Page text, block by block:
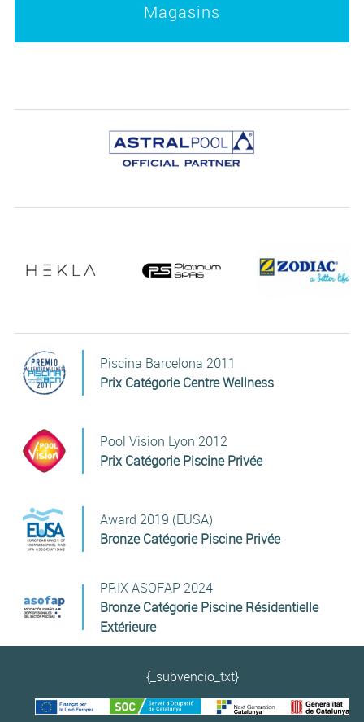
Magasins
Piscina Barcelona 2011
Prix Catégorie Centre Wellness
Pool Vision Lyon 2012
Prix Catégorie Piscine Privée
Award 2019 (EUSA)
Bronze Catégorie Piscine Privée
PRIX ASOFAP 2024
Bronze Catégorie Piscine Résidentielle
Extérieure
{_subvencio_txt}